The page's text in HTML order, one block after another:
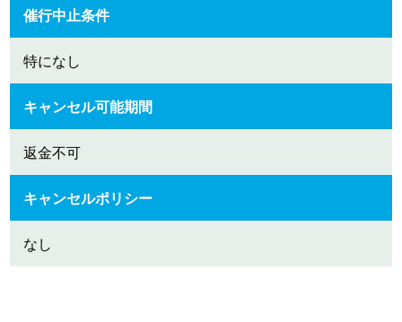
催行中止条件
特になし
キャンセル可能期間
返金不可
キャンセルポリシー
なし